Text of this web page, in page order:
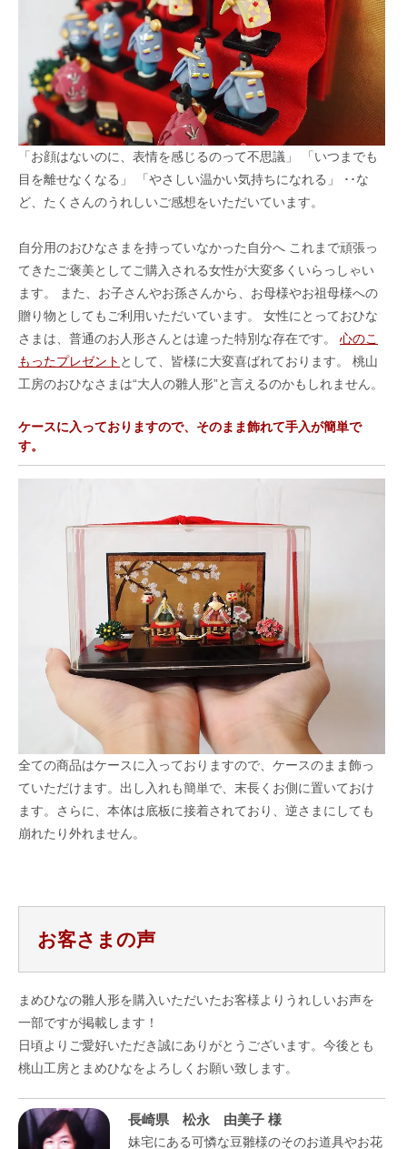
「お顔はないのに、表情を感じるのって不思議」 「いつまでも
目を離せなくなる」 「やさしい温かい気持ちになれる」 ･･な
ど、たくさんのうれしいご感想をいただいています。
自分用のおひなさまを持っていなかった自分へ これまで頑張っ
てきたご褒美としてご購入される女性が大変多くいらっしゃい
ます。 また、お子さんやお孫さんから、お母様やお祖母様への
贈り物としてもご利用いただいています。 女性にとっておひな
さまは、普通のお人形さんとは違った特別な存在です。 心のこ
もったプレゼント として、皆様に大変喜ばれております。 桃山
工房のおひなさまは“大人の雛人形”と言えるのかもしれません。
ケースに入っておりますので、そのまま飾れて手入が簡単で
す。
全ての商品はケースに入っておりますので、ケースのまま飾っ
ていただけます。出し入れも簡単で、末長くお側に置いておけ
ます。さらに、本体は底板に接着されており、逆さまにしても
崩れたり外れません。
お客さまの声
まめひなの雛人形を購入いただいたお客様よりうれしいお声を
一部ですが掲載します！
日頃よりご愛好いただき誠にありがとうございます。今後とも
桃山工房とまめひなをよろしくお願い致します。
長崎県 松永 由美子 様
妹宅にある可憐な豆雛様のそのお道具やお花